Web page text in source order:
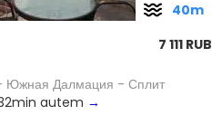
7 111 RUB
Южная Далмация - Сплит
32min autem →
40m